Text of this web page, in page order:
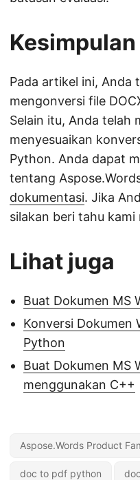
Kesimpulan
Pada artikel ini, Anda
mengonversi file
Selain itu, Anda telah
menyesuaikan
Python. Anda dapat
tentang
dokumentasi. Jika
silakan beri tahu kami
Lihat juga
Buat Dokumen MS
Konversi Dokumen
Python
Buat Dokumen MS
menggunakan C++
Aspose.Words Product
doc to pdf python